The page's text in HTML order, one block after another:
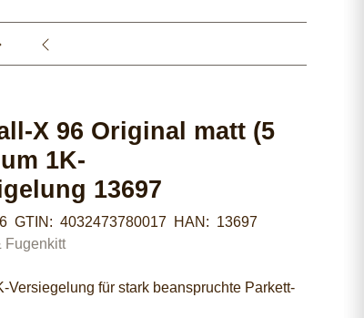
X 96 Original matt (5
1K-
13697
GTIN:4032473780017 HAN: 13697
Fugenkitt
Versiegelung für stark beanspruchte Parkett-